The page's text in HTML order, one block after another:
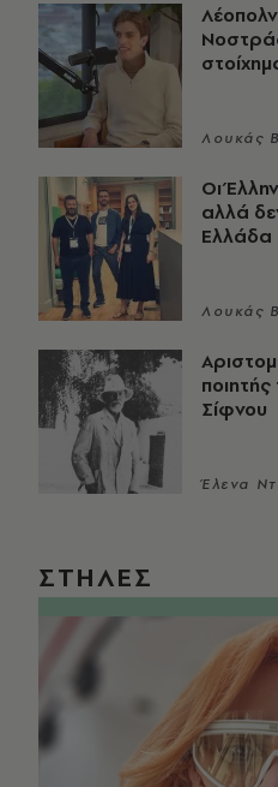
Λουκάς
Οι
αλλά
Ελλάδα
Λουκάς
ποιητής
Σίφνου
Έλενα
ΣΤΗΛΕΣ